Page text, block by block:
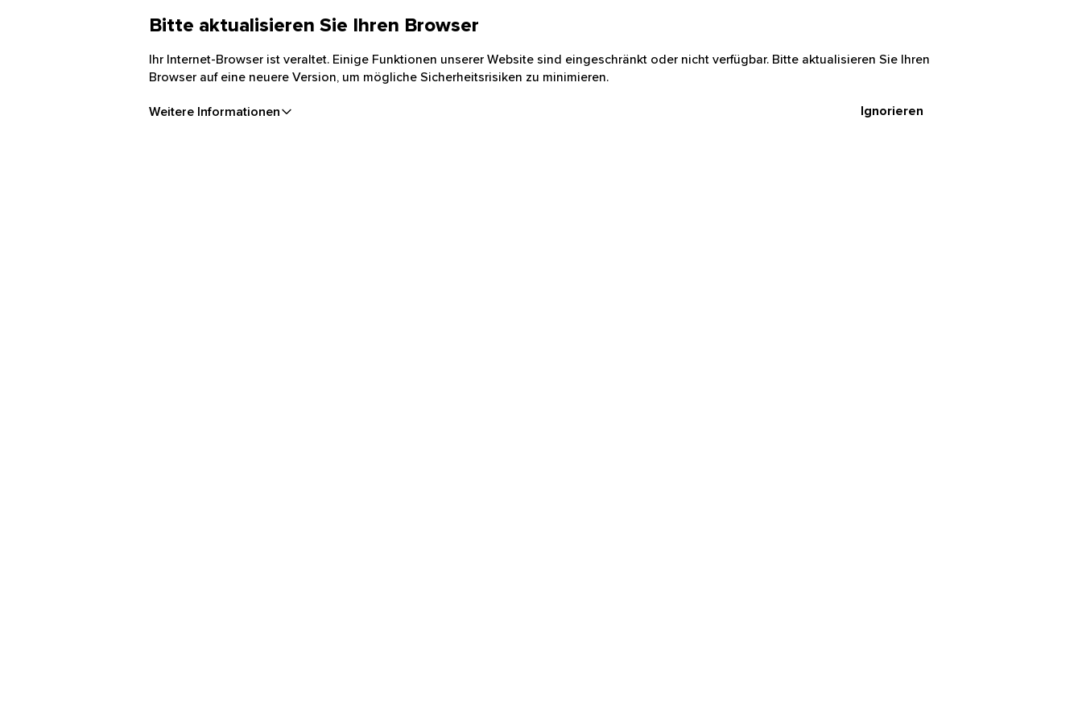
Bitte aktualisieren Sie Ihren Browser
Ihr Internet-Browser ist veraltet. Einige Funktionen unserer Website sind eingeschränkt oder nicht verfügbar. Bitte aktualisieren Sie Ihren
Browser auf eine neuere Version, um mögliche Sicherheitsrisiken zu minimieren.
Weitere Informationen Ignorieren